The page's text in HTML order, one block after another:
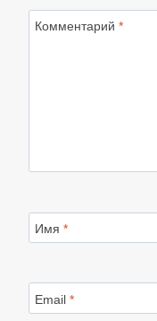
Комментарий *
Имя *
Email *